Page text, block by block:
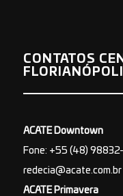
CONTATOS
ACATE Downtown
Fone: +55 (48)
redecia@acate.com.br
ACATE Primavera